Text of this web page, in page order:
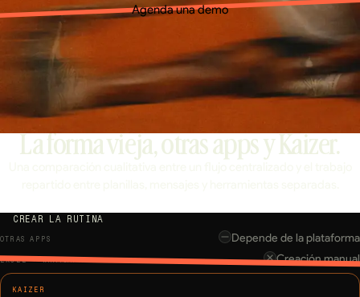
Agenda una demo
La forma vieja, otras apps y Kaizer.
CREAR LA RUTINA
Depende de la plataforma
Creación manual